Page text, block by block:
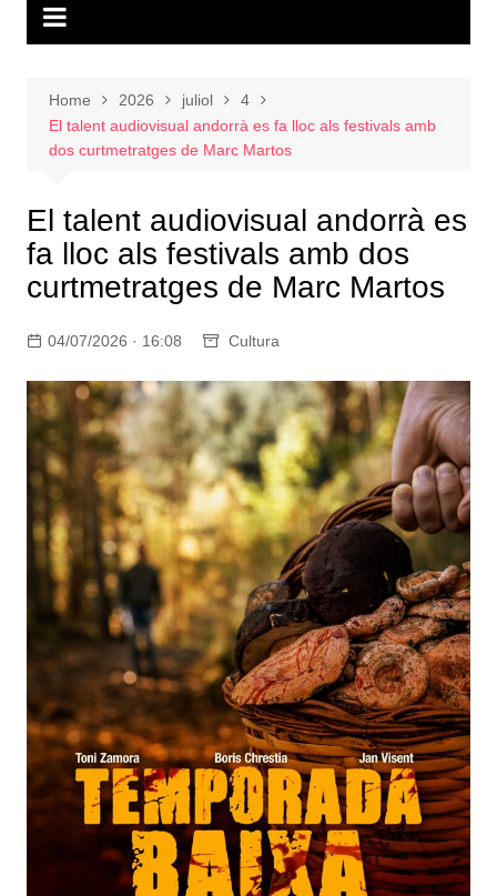
Home 2026 juliol
4
El talent audiovisual andorrà es fa lloc als festivals amb
dos curtmetratges de Marc Martos
El talent audiovisual andorrà es
fa lloc als festivals amb dos
curtmetratges de Marc Martos
04/07/2026 · 16:08 Cultura